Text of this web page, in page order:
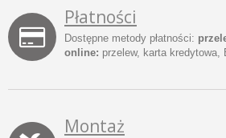
Płatności
Dostępne metody płatności:
online: przelew, karta kredytowa,
Montaż